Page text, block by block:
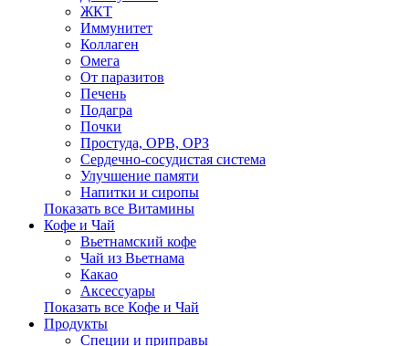
ЖКТ
Иммунитет
Коллаген
Омега
От паразитов
Печень
Подагра
Почки
Простуда, ОРВ, ОРЗ
Сердечно-сосудистая система
Улучшение памяти
Напитки и сиропы
Показать все Витамины
Кофе и Чай
Вьетнамский кофе
Чай из Вьетнама
Какао
Аксессуары
Показать все Кофе и Чай
Продукты
Cпеции и приправы